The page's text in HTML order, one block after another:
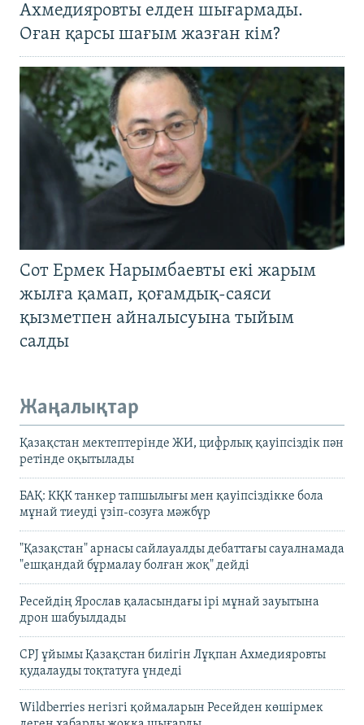
Ахмедияровты елден шығармады.
Оған қарсы шағым жазған кім?
Сот Ермек Нарымбаевты екі жарым
жылға қамап, қоғамдық-саяси
қызметпен айналысуына тыйым
салды
Жаңалықтар
Қазақстан мектептерінде ЖИ, цифрлық қауіпсіздік пән
ретінде оқытылады
БАҚ: КҚК танкер тапшылығы мен қауіпсіздікке бола
мұнай тиеуді үзіп-созуға мәжбүр
"Қазақстан" арнасы сайлауалды дебаттағы сауалнамада
"ешқандай бұрмалау болған жоқ" дейді
Ресейдің Ярослав қаласындағы ірі мұнай зауытына
дрон шабуылдады
CPJ ұйымы Қазақстан билігін Лұқпан Ахмедияровты
қудалауды тоқтатуға үндеді
Wildberries негізгі қоймаларын Ресейден көшірмек